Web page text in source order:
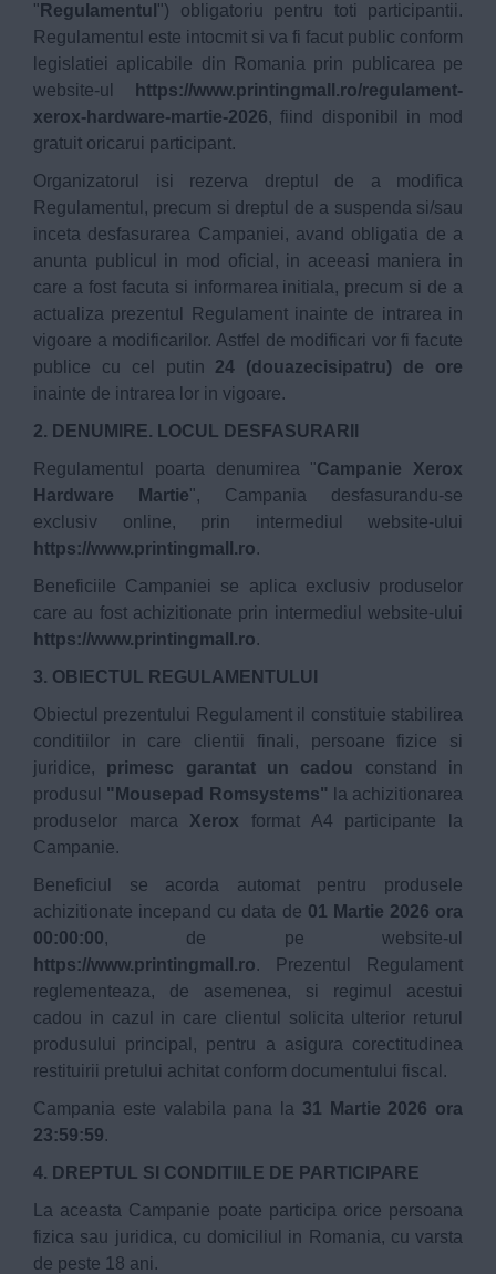
" Regulamentul ") obligatoriu pentru toti participantii.
Regulamentul este intocmit si va fi facut public conform
legislatiei aplicabile din Romania prin publicarea pe
website-ul
https://www.printingmall.ro/regulament-
xerox-hardware-martie-2026, fiind disponibil in mod
gratuit oricarui participant.
Organizatorul isi rezerva dreptul de a modifica
Regulamentul, precum si dreptul de a suspenda si/sau
inceta desfasurarea Campaniei, avand obligatia de a
anunta publicul in mod oficial, in aceeasi maniera in
care a fost facuta si informarea initiala, precum si de a
actualiza prezentul Regulament inainte de intrarea in
vigoare a modificarilor. Astfel de modificari vor fi facute
publice cu cel putin 24 (douazecisipatru) de ore
inainte de intrarea lor in vigoare.
2. DENUMIRE. LOCUL DESFASURARII
Regulamentul poarta denumirea "Campanie Xerox
Hardware Martie", Campania desfasurandu-se
exclusiv online, prin intermediul website-ului
https://www.printingmall.ro.
Beneficiile Campaniei se aplica exclusiv produselor
care au fost achizitionate prin intermediul website-ului
https://www.printingmall.ro.
3. OBIECTUL REGULAMENTULUI
Obiectul prezentului Regulament il constituie stabilirea
conditiilor in care clientii finali, persoane fizice si
juridice, primesc garantat un cadou constand in
produsul "Mousepad Romsystems" la achizitionarea
produselor marca Xerox format A4 participante la
Campanie.
Beneficiul se acorda automat pentru produsele
achizitionate incepand cu data de 01 Martie 2026 ora
00:00:00, de pe website-ul
https://www.printingmall.ro. Prezentul Regulament
reglementeaza, de asemenea, si regimul acestui
cadou in cazul in care clientul solicita ulterior returul
produsului principal, pentru a asigura corectitudinea
restituirii pretului achitat conform documentului fiscal.
Campania este valabila pana la 31 Martie 2026 ora
23:59:59.
4. DREPTUL SI CONDITIILE DE PARTICIPARE
La aceasta Campanie poate participa orice persoana
fizica sau juridica, cu domiciliul in Romania, cu varsta
de peste 18 ani.